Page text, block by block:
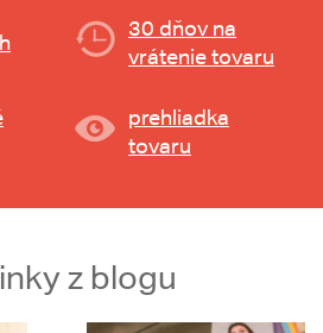
30 dňov na
vrátenie tovaru
prehliadka
tovaru
z blogu